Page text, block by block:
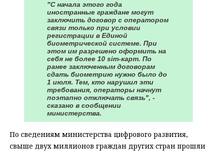
"С начала этого года
иностранные граждане могут
заключить договор с оператором
связи только при условии
регистрации в Единой
биометрической системе. При
этом им разрешено оформить на
себя не более 10 sim-карт. По
ранее заключенным договорам
сдать биометрию нужно было до
1 июля. Тем, кто нарушил эти
требования, операторы начнут
поэтапно отключать связь", -
сказано в сообщении
министерства.
По сведениям министерства цифрового развития,
свыше двух миллионов граждан других стран прошли